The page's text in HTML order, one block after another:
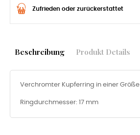
Zufrieden oder zurückerstattet
Beschreibung Produkt Details
Verchromter Kupferring in einer
Ringdurchmesser: 17 mm